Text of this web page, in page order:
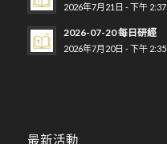
2026年7月21日 - 下午 2:37
2026-07-20 每日研經
2026年7月20日 - 下午 2:35
最新活動